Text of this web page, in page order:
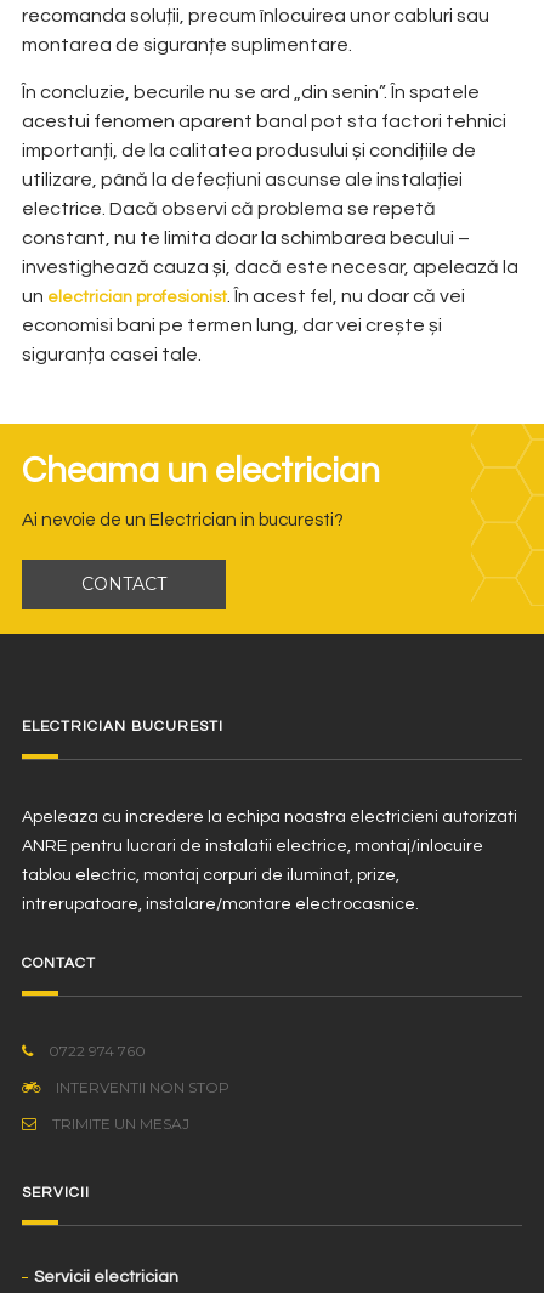
recomanda soluții, precum înlocuirea unor cabluri sau
montarea de siguranțe suplimentare.
În concluzie, becurile nu se ard „din senin”. În spatele
acestui fenomen aparent banal pot sta factori tehnici
importanți, de la calitatea produsului și condițiile de
utilizare, până la defecțiuni ascunse ale instalației
electrice. Dacă observi că problema se repetă
constant, nu te limita doar la schimbarea becului –
investighează cauza și, dacă este necesar, apelează la
un electrician profesionist. În acest fel, nu doar că vei
economisi bani pe termen lung, dar vei crește și
siguranța casei tale.
Cheama un electrician
Ai nevoie de un Electrician in bucuresti?
CONTACT
ELECTRICIAN BUCURESTI
Apeleaza cu incredere la echipa noastra electricieni autorizati
ANRE pentru lucrari de instalatii electrice, montaj/inlocuire
tablou electric, montaj corpuri de iluminat, prize,
intrerupatoare, instalare/montare electrocasnice.
CONTACT
0722 974 760
INTERVENTII NON STOP
TRIMITE UN MESAJ
SERVICII
Servicii electrician